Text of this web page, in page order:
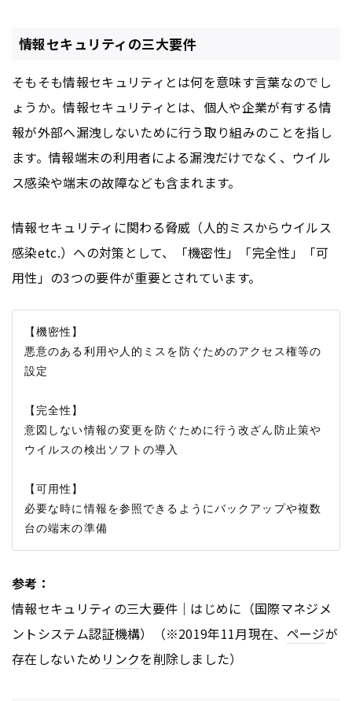
情報セキュリティの三大要件
そもそも情報セキュリティとは何を意味す言葉なのでし
ょうか。情報セキュリティとは、個人や企業が有する情
報が外部へ漏洩しないために行う取り組みのことを指し
ます。情報端末の利用者による漏洩だけでなく、ウイル
ス感染や端末の故障なども含まれます。
情報セキュリティに関わる脅威（人的ミスからウイルス
感染etc.）への対策として、「機密性」「完全性」「可
用性」の3つの要件が重要とされています。
【機密性】
悪意のある利用や人的ミスを防ぐためのアクセス権等の
設定
【完全性】
意図しない情報の変更を防ぐために行う改ざん防止策や
ウイルスの検出ソフトの導入
【可用性】
必要な時に情報を参照できるようにバックアップや複数
参考：
情報セキュリティの三大要件｜はじめに（国際マネジメ
ントシステム認証機構）（※2019年11月現在、 ページが
存在しないため リンクを削除しました）